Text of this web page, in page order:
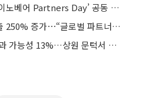
제이앤피메디, ‘대웅제약 이노베어 Partners Day’ 공동 참여
제이앤피메디, 지난해 매출 250% 증가⋯“글로벌 파트너 입지 강화“
美 클래리티 법안 연내 통과 가능성 13%…상원 문턱서 제동